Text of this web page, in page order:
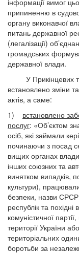
інформації вимог
припиненню в
органу виконавчої
питань державної
(легалізації)
громадських
державної влади.
У Прикінцевих та
встановлено зміни
актів, а саме:
1) встановлено
послуг: «Об’єктом
осіб, які займали
починаючи з посад
вищих органах
інших союзних та
винятком випадків,
культури),
безпеки, назви
республік та похідні
комуністичної
території України
територіальних
боротьби за